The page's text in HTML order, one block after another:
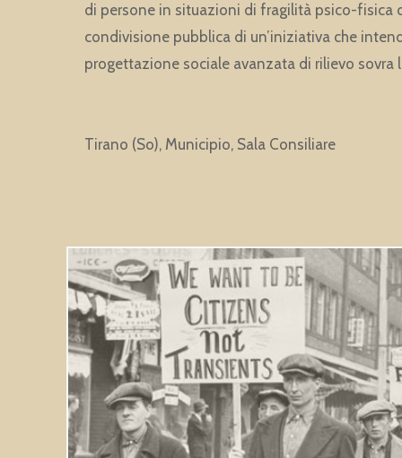
di persone in situazioni di fragilità psico-fisica
condivisione pubblica di un’iniziativa che
progettazione sociale avanzata di rilievo sovra
Tirano (So), Municipio, Sala Consiliare